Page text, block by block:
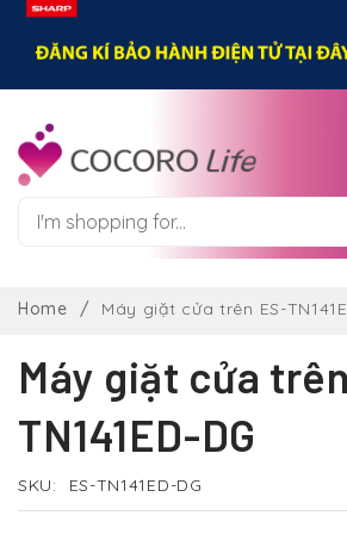
Content
Home Máy giặt cửa trên ES-
Máy giặt cửa
TN141ED-DG
SKU ES-TN141ED-DG